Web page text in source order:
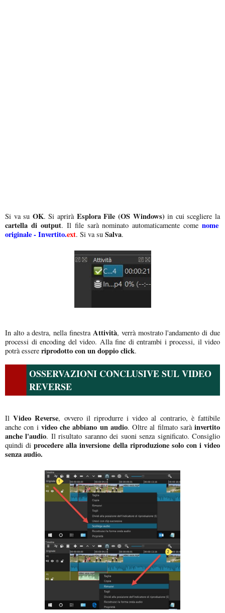
Si va su OK. Si aprirà Esplora File (OS Windows)in cui scegliere la
cartella di output. Il file sarà nominato automaticamente comenome
originale - Invertito.ext. Si va su Salva.
In alto a destra, nella finestraAttività, verrà mostrato l'andamento di due
processi di encoding del video. Alla fine di entrambi i processi, il video
potrà essere riprodotto con un doppio click.
OSSERVAZIONI CONCLUSIVE SUL VIDEO
REVERSE
IlVideo Reverse, ovvero il riprodurre i video al contrario, è fattibile
anche con ivideo che abbiano un audio. Oltre al filmato sarà invertito
anche l'audio. Il risultato saranno dei suoni senza significato. Consiglio
quindi diprocedere alla inversione della riproduzione solo con i video
senza audio.